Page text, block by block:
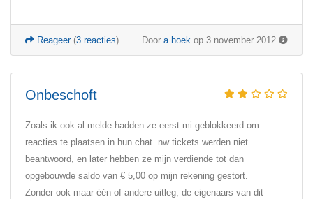
Door a.hoek op 3 november 2012
Reageer(3 reacties)
Onbeschoft
Zoals ik ook al melde hadden ze eerst mi geblokkeerd om
reacties te plaatsen in hun chat. nw tickets werden niet
beantwoord, en later hebben ze mijn verdiende tot dan
opgebouwde saldo van € 5,00 op mijn rekening gestort.
Zonder ook maar één of andere uitleg, de eigenaars van dit